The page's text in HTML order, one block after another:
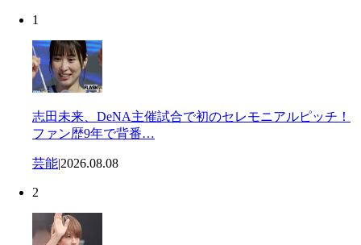
1
志田未来、DeNA主催試合で初のセレモニアルピッチ！
ファン歴9年で背番…
芸能|2026.08.08
2